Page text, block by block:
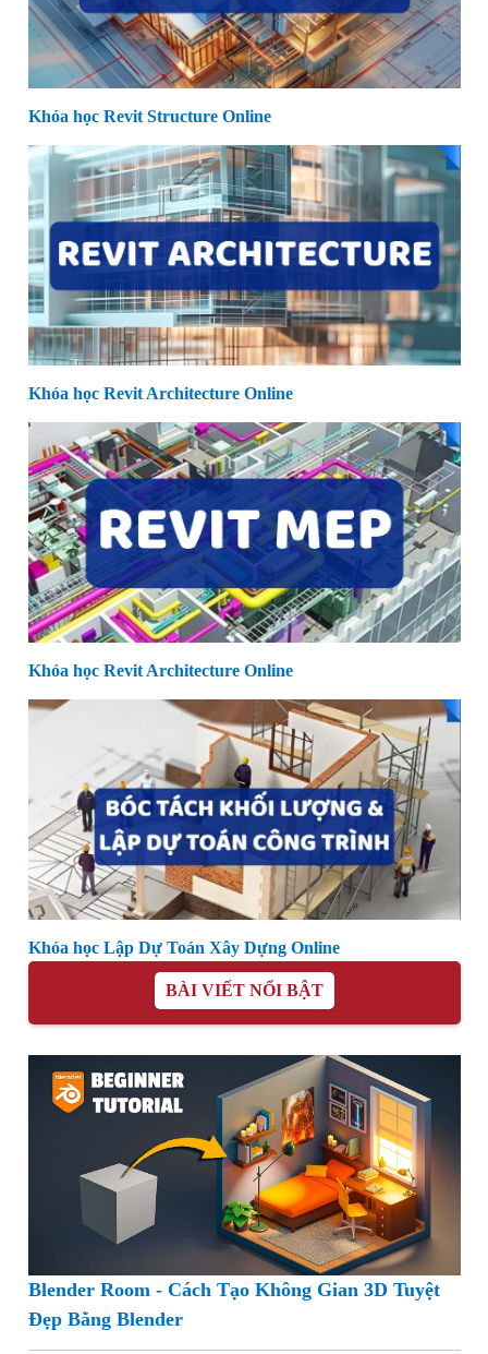
Khóa học Revit Structure Online
Khóa học Revit Architecture Online
Khóa học Revit Architecture Online
Khóa học Lập Dự Toán Xây Dựng Online
BÀI VIẾT NỔI BẬT
Blender Room - Cách Tạo Không Gian 3D Tuyệt
Đẹp Bằng Blender